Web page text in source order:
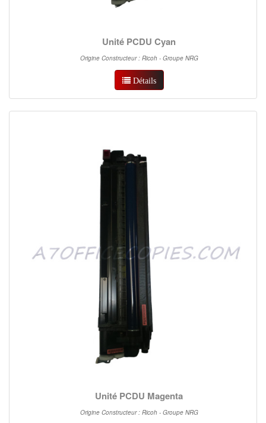
Unité PCDU Cyan
Origine Constructeur : Ricoh - Groupe NRG
Détails
Unité PCDU Magenta
Origine Constructeur : Ricoh - Groupe NRG